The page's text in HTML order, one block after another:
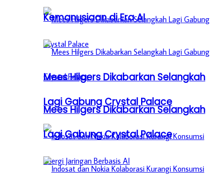
Mees Hilgers Dikabarkan Selangkah
Lagi Gabung Crystal Palace
Kemanusiaan di Era AI
Mees Hilgers Dikabarkan Selangkah
Lagi Gabung Crystal Palace